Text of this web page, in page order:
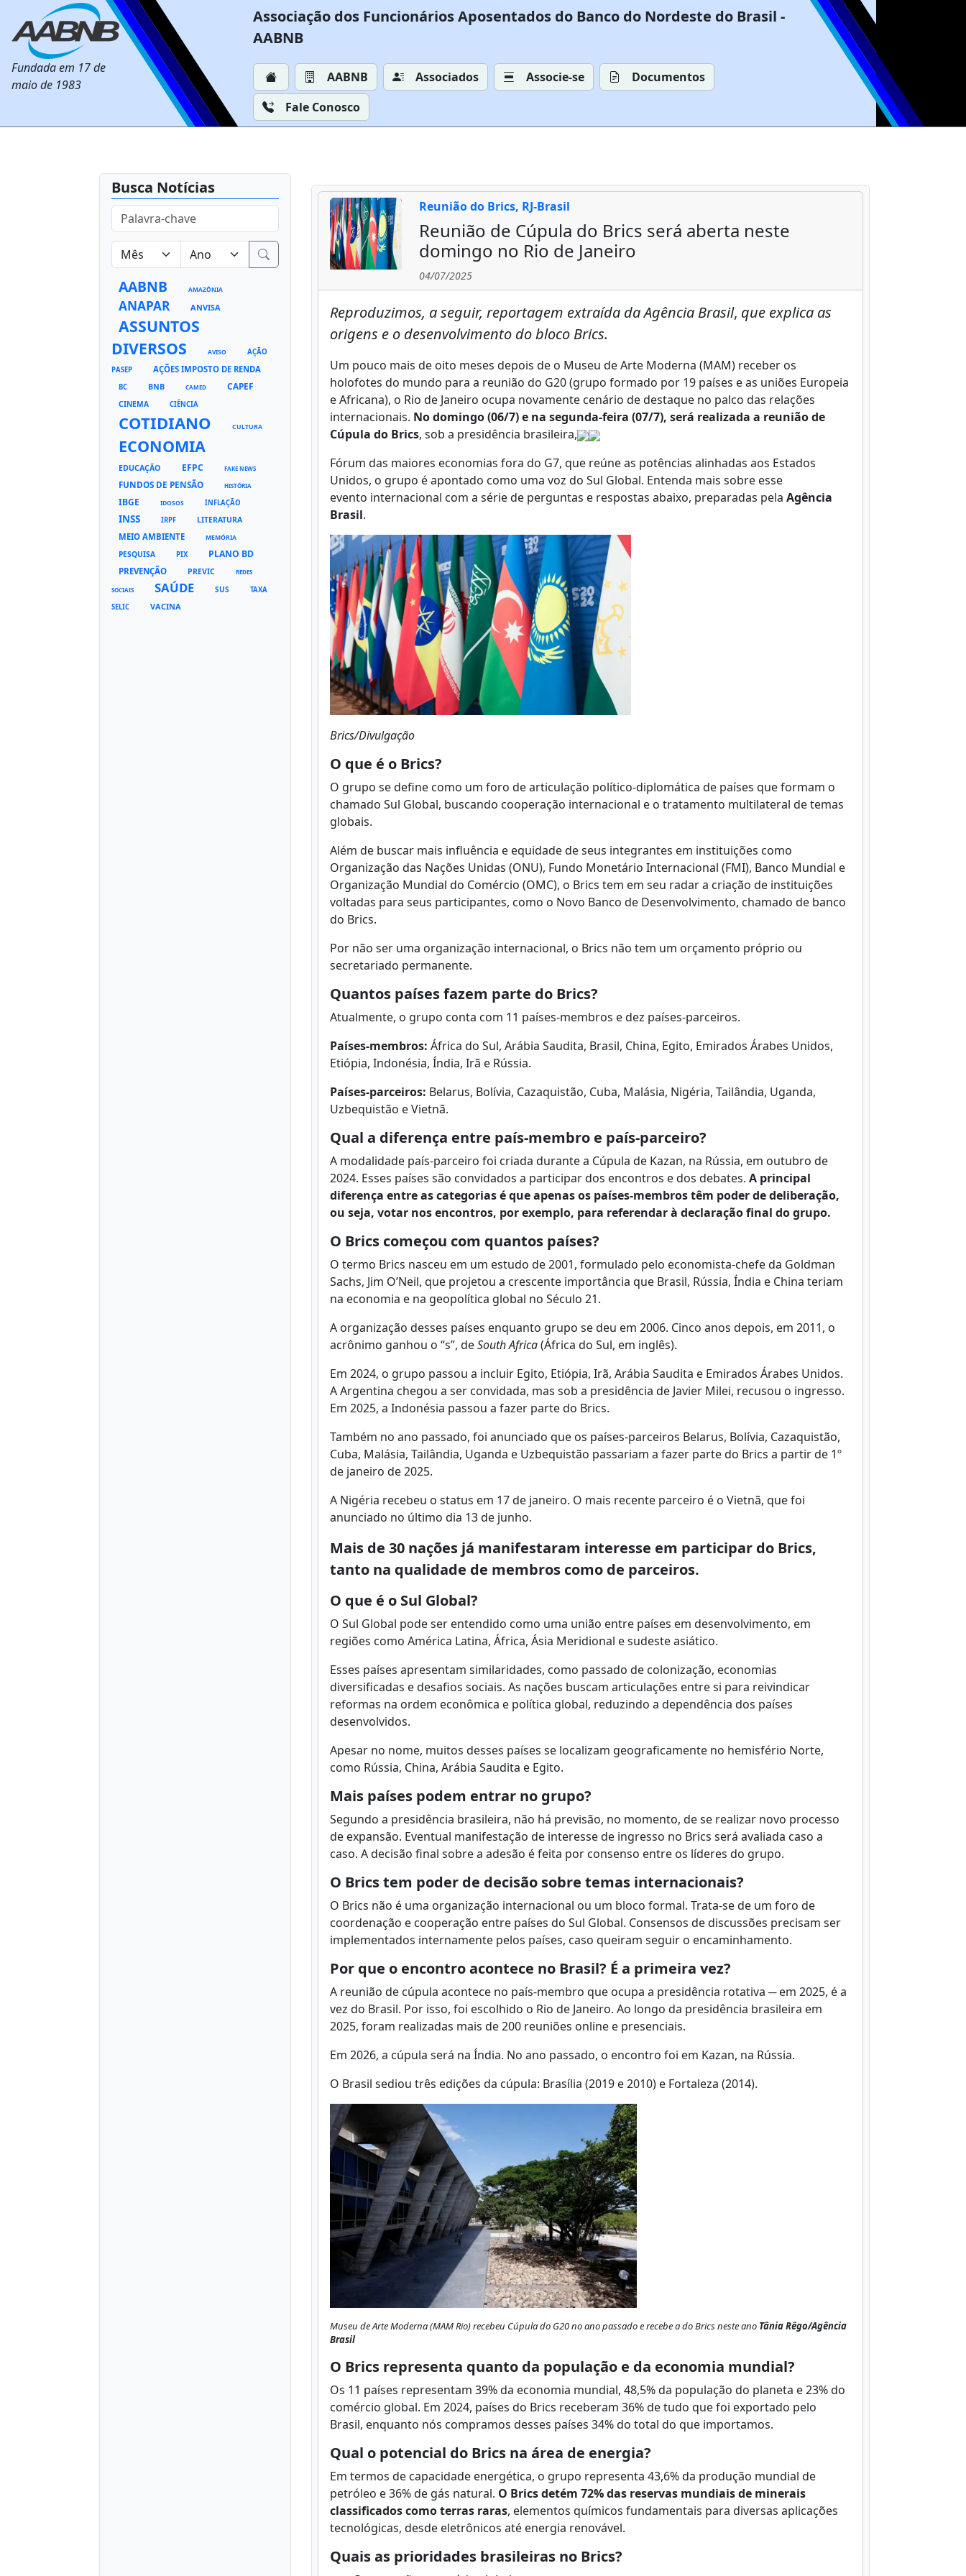
Fundada em 17 de
maio de 1983
Associação dos Funcionários Aposentados do Banco do Nordeste do Brasil -
AABNB
AABNB Associados Associe-se
Documentos
Fale Conosco
Busca Notícias
AABNB AMAZÔNIA
ANAPAR ANVISA
ASSUNTOS
DIVERSOS
AVISO
AÇÃO
PASEP
AÇÕES IMPOSTO DE RENDA
BC BNB CAMED CAPEF
CINEMA CIÊNCIA
COTIDIANO CULTURA
ECONOMIA
EDUCAÇÃO EFPC FAKE NEWS
FUNDOS DE PENSÃO HISTÓRIA
IBGE IDOSOS INFLAÇÃO
INSS IRPF LITERATURA
MEIO AMBIENTE MEMÓRIA
PESQUISA PIX PLANO BD
PREVENÇÃO PREVIC REDES
SOCIAIS SAÚDE SUS
TAXA
SELIC
VACINA
Reunião do Brics, RJ-Brasil
Reunião de Cúpula do Brics será aberta neste
domingo no Rio de Janeiro
04/07/2025
Reproduzimos, a seguir, reportagem extraída da Agência Brasil, que explica as
origens e o desenvolvimento do bloco Brics.
Um pouco mais de oito meses depois de o Museu de Arte Moderna (MAM) receber os
holofotes do mundo para a reunião do G20 (grupo formado por 19 países e as uniões Europeia
e Africana), o Rio de Janeiro ocupa novamente cenário de destaque no palco das relações
internacionais. No domingo (06/7) e na segunda-feira (07/7), será realizada a reunião de
Cúpula do Brics, sob a presidência brasileira,
Fórum das maiores economias fora do G7, que reúne as potências alinhadas aos Estados
Unidos, o grupo é apontado como uma voz do Sul Global. Entenda mais sobre esse
evento internacional com a série de perguntas e respostas abaixo, preparadas pela Agência
Brasil.
Brics/Divulgação
O que é o Brics?
O grupo se define como um foro de articulação político-diplomática de países que formam o
chamado Sul Global, buscando cooperação internacional e o tratamento multilateral de temas
globais.
Além de buscar mais influência e equidade de seus integrantes em instituições como
Organização das Nações Unidas (ONU), Fundo Monetário Internacional (FMI), Banco Mundial e
Organização Mundial do Comércio (OMC), o Brics tem em seu radar a criação de instituições
voltadas para seus participantes, como o Novo Banco de Desenvolvimento, chamado de banco
do Brics.
Por não ser uma organização internacional, o Brics não tem um orçamento próprio ou
secretariado permanente.
Quantos países fazem parte do Brics?
Atualmente, o grupo conta com 11 países-membros e dez países-parceiros.
Países-membros: África do Sul, Arábia Saudita, Brasil, China, Egito, Emirados Árabes Unidos,
Etiópia, Indonésia, Índia, Irã e Rússia.
Países-parceiros: Belarus, Bolívia, Cazaquistão, Cuba, Malásia, Nigéria, Tailândia, Uganda,
Uzbequistão e Vietnã.
Qual a diferença entre país-membro e país-parceiro?
A modalidade país-parceiro foi criada durante a Cúpula de Kazan, na Rússia, em outubro de
2024. Esses países são convidados a participar dos encontros e dos debates. A principal
diferença entre as categorias é que apenas os países-membros têm poder de deliberação,
ou seja, votar nos encontros, por exemplo, para referendar à declaração final do grupo.
O Brics começou com quantos países?
O termo Brics nasceu em um estudo de 2001, formulado pelo economista-chefe da Goldman
Sachs, Jim O’Neil, que projetou a crescente importância que Brasil, Rússia, Índia e China teriam
na economia e na geopolítica global no Século 21.
A organização desses países enquanto grupo se deu em 2006. Cinco anos depois, em 2011, o
acrônimo ganhou o “s”, deSouth Africa(África do Sul, em inglês).
Em 2024, o grupo passou a incluir Egito, Etiópia, Irã, Arábia Saudita e Emirados Árabes Unidos.
A Argentina chegou a ser convidada, mas sob a presidência de Javier Milei, recusou o ingresso.
Em 2025, a Indonésia passou a fazer parte do Brics.
Também no ano passado, foi anunciado que os países-parceiros Belarus, Bolívia, Cazaquistão,
Cuba, Malásia, Tailândia, Uganda e Uzbequistão passariam a fazer parte do Brics a partir de 1º
de janeiro de 2025.
A Nigéria recebeu o status em 17 de janeiro. O mais recente parceiro é o Vietnã, que foi
anunciado no último dia 13 de junho.
Mais de 30 nações já manifestaram interesse em participar do Brics,
tanto na qualidade de membros como de parceiros.
O que é o Sul Global?
O Sul Global pode ser entendido como uma união entre países em desenvolvimento, em
regiões como América Latina, África, Ásia Meridional e sudeste asiático.
Esses países apresentam similaridades, como passado de colonização, economias
diversificadas e desafios sociais. As nações buscam articulações entre si para reivindicar
reformas na ordem econômica e política global, reduzindo a dependência dos países
desenvolvidos.
Apesar no nome, muitos desses países se localizam geograficamente no hemisfério Norte,
como Rússia, China, Arábia Saudita e Egito.
Mais países podem entrar no grupo?
Segundo a presidência brasileira, não há previsão, no momento, de se realizar novo processo
de expansão. Eventual manifestação de interesse de ingresso no Brics será avaliada caso a
caso. A decisão final sobre a adesão é feita por consenso entre os líderes do grupo.
O Brics tem poder de decisão sobre temas internacionais?
O Brics não é uma organização internacional ou um bloco formal. Trata-se de um foro de
coordenação e cooperação entre países do Sul Global. Consensos de discussões precisam ser
implementados internamente pelos países, caso queiram seguir o encaminhamento.
Por que o encontro acontece no Brasil? É a primeira vez?
A reunião de cúpula acontece no país-membro que ocupa a presidência rotativa ─ em 2025, é a
vez do Brasil. Por isso, foi escolhido o Rio de Janeiro. Ao longo da presidência brasileira em
2025, foram realizadas mais de 200 reuniões online e presenciais.
Em 2026, a cúpula será na Índia. No ano passado, o encontro foi em Kazan, na Rússia.
O Brasil sediou três edições da cúpula: Brasília (2019 e 2010) e Fortaleza (2014).
Museu de Arte Moderna (MAM Rio) recebeu Cúpula do G20 no ano passado e recebe a do Brics neste ano Tânia Rêgo/Agência
Brasil
O Brics representa quanto da população e da economia mundial?
Os 11 países representam 39% da economia mundial, 48,5% da população do planeta e 23% do
comércio global. Em 2024, países do Brics receberam 36% de tudo que foi exportado pelo
Brasil, enquanto nós compramos desses países 34% do total do que importamos.
Qual o potencial do Brics na área de energia?
Em termos de capacidade energética, o grupo representa 43,6% da produção mundial de
petróleo e 36% de gás natural. O Brics detém 72% das reservas mundiais de minerais
classificados como terras raras, elementos químicos fundamentais para diversas aplicações
tecnológicas, desde eletrônicos até energia renovável.
Quais as prioridades brasileiras no Brics?